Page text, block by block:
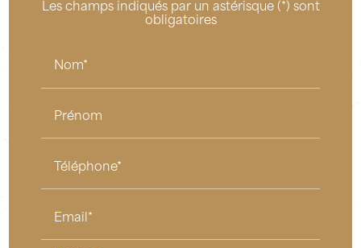
Les champs indiqués par un astérisque (*) sont
obligatoires
Nom*
Prénom
Téléphone*
Email*